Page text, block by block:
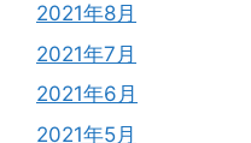
2021年8月
2021年7月
2021年6月
2021年5月